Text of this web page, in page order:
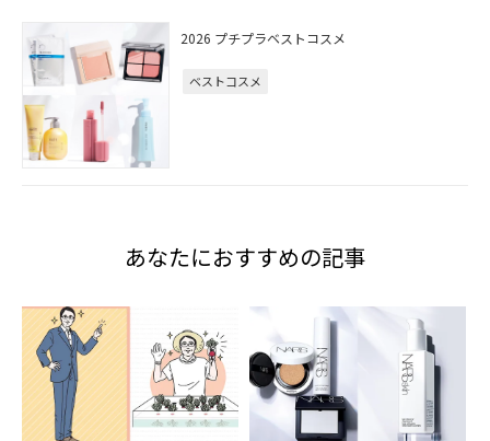
2026 プチプラベストコスメ
ベストコスメ
あなたにおすすめの記事